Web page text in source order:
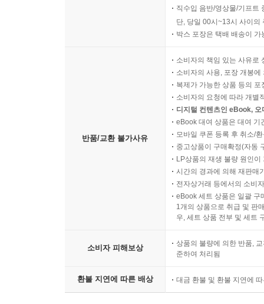
직수입 음반/영상물/기프트
단, 당일 00시~13시 사이의
박스 포장은 택배 배송이
반품/교환 불가사유
소비자의 책임 있는 사유로
소비자의 사용, 포장 개봉
복제가 가능한 상품 등의
소비자의 요청에 따라 개별
디지털 컨텐츠인 eBook,
eBook 대여 상품은 대여 기
모바일 쿠폰 등록 후 취소/
중고상품이 구매확정(자동
LP상품의 재생 불량 원인
시간의 경과에 의해 재판매
전자상거래 등에서의 소비
eBook 세트 상품은 일괄 구
1개의 상품으로 취급 및 판
우, 세트 상품 전부 및 세트
소비자 피해보상
상품의 불량에 의한 반품,
준하여 처리됨
환불 지연에 따른 배상 대금 환불 및 환불 지연에